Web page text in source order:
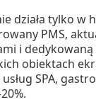
działa tylko w
PMS,
i
obiektach
SPA,